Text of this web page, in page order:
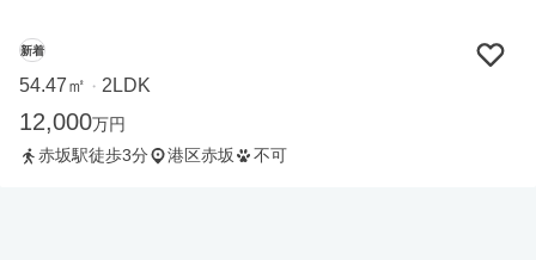
新着
54.47㎡ ・ 2LDK
12,000万円
赤坂駅徒歩3分
港区赤坂 不可